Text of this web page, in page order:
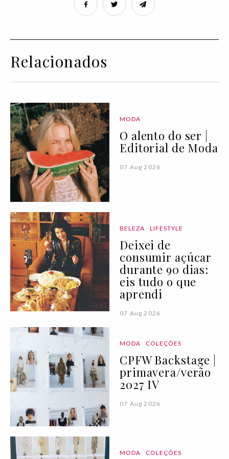
Relacionados
MODA
O alento do ser |
Editorial de Moda
07 Aug 2026
BELEZA LIFESTYLE
Deixei de
consumir açúcar
durante 90 dias:
eis tudo o que
aprendi
07 Aug 2026
MODA COLEÇÕES
CPFW Backstage |
primavera/verão
2027 IV
07 Aug 2026
MODA COLEÇÕES